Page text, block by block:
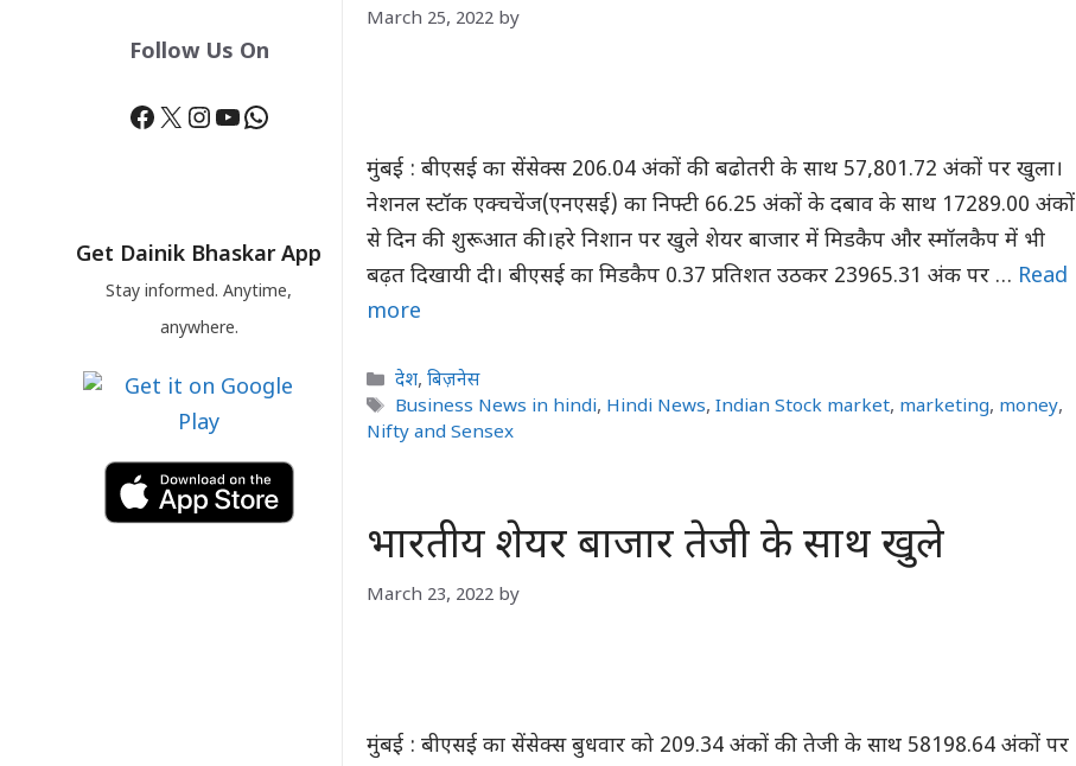
March 25, 2022 by
मुंबई : बीएसई का सेंसेक्स 206.04 अंकों की बढोतरी के साथ 57,801.72 अंकों पर खुला।
नेशनल स्टॉक एक्चचेंज(एनएसई) का निफ्टी 66.25 अंकों के दबाव के साथ 17289.00 अंकों
से दिन की शुरूआत की।हरे निशान पर खुले शेयर बाजार में मिडकैप और स्मॉलकैप में भी
बढ़त दिखायी दी। बीएसई का मिडकैप 0.37 प्रतिशत उठकर 23965.31 अंक पर … Read
more
Categories
देश,बिज़नेस
Tags
Business News in hindi, Hindi News,Indian Stock market, marketing, money,
Nifty and Sensex
भारतीय शेयर बाजार तेजी के साथ खुले
March 23, 2022 by
मुंबई : बीएसई का सेंसेक्स बुधवार को 209.34 अंकों की तेजी के साथ 58198.64 अंकों पर
Follow Us On
Facebook
X Instagram
YouTube
WhatsApp
Get Dainik Bhaskar App
Stay informed. Anytime,
anywhere.